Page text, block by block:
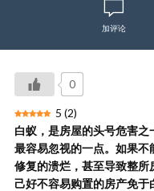
加评论
0
5 (2)
白蚁，是房屋的头号危害
最容易忽视的一点。如果
修复的溃烂，甚至导致整
己好不容易购置的房产免